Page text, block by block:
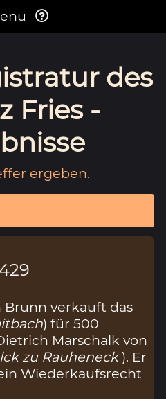
des
Fries -
ergeben.
Brunn verkauft das
) für 500
Marschalk von
zu Rauheneck ). Er
Wiederkaufsrecht